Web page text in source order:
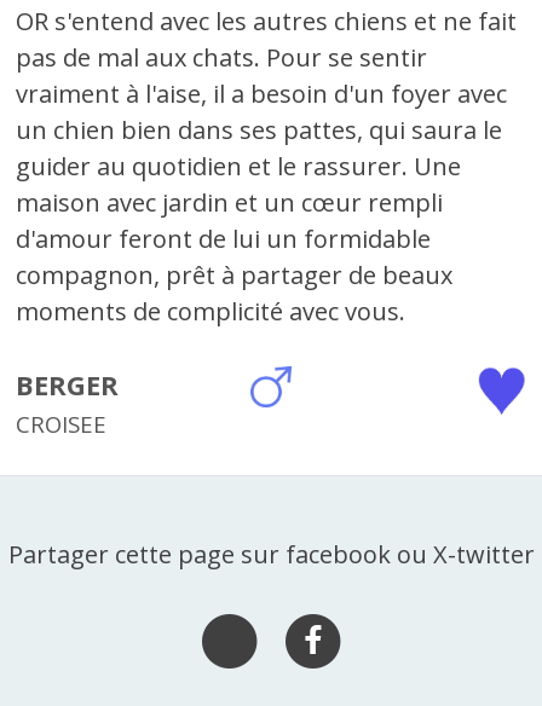
OR s'entend avec les autres chiens et ne fait
pas de mal aux chats. Pour se sentir
vraiment à l'aise, il a besoin d'un foyer avec
un chien bien dans ses pattes, qui saura le
guider au quotidien et le rassurer. Une
maison avec jardin et un cœur rempli
d'amour feront de lui un formidable
compagnon, prêt à partager de beaux
moments de complicité avec vous.
BERGER
CROISEE
Partager cette page sur facebook ou X-twitter